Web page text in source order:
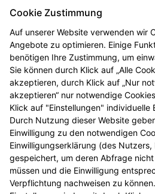
Wir sind bemüht, eventuelle
Meinungsverschiedenheiten
einvernehmlich beizulegen.
auch per E-Mail unter
Wir nehmen nicht an einem
Streitbeilegungsverfahren vor
Verbraucherschlichtungsstelle
Zuständig ist die
Zentrums für Schlichtung e.V.,
77694 Kehl am Rhein (https://
schlichter.de).
Cookie Zustimmung
Auf unserer Website verwenden wir
Angebote zu optimieren. Einige
benötigen Ihre Zustimmung, um
Sie können durch Klick auf „Alle
akzeptieren, durch Klick auf „Nur
akzeptieren“ nur notwendige
Klick auf "Einstellungen" individuelle
Durch Nutzung dieser Website
Einwilligung zu den notwendigen
Einwilligungserklärung (des
gespeichert, um deren Abfrage
müssen und die Einwilligung
Verpflichtung nachweisen zu